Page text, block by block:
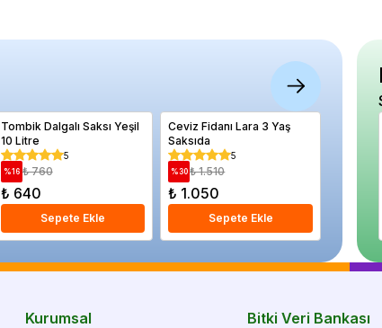
Tombik Dalgalı Saksı Yeşil
10 Litre
5
%16 ₺ 760
₺ 640
Sepete Ekle
Ceviz Fidanı Lara 3 Yaş
Saksıda
5
%30 ₺ 1.510
₺ 1.050
Sepete Ekle
Kiraz
₺
Kurumsal Bitki Veri Bankası